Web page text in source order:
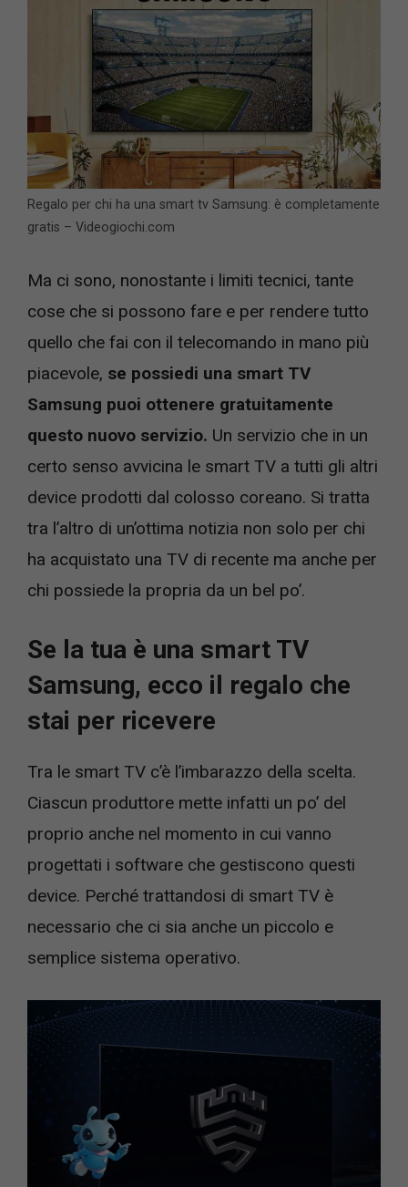
Regalo per chi ha una smart tv Samsung: è completamente
gratis – Videogiochi.com
Ma ci sono, nonostante i limiti tecnici, tante
cose che si possono fare e per rendere tutto
quello che fai con il telecomando in mano più
piacevole, se possiedi una smart TV
Samsung puoi ottenere gratuitamente
questo nuovo servizio. Un servizio che in un
certo senso avvicina le smart TV a tutti gli altri
device prodotti dal colosso coreano. Si tratta
tra l’altro di un’ottima notizia non solo per chi
ha acquistato una TV di recente ma anche per
chi possiede la propria da un bel po’.
Se la tua è una smart TV
Samsung, ecco il regalo che
stai per ricevere
Tra le smart TV c’è l’imbarazzo della scelta.
Ciascun produttore mette infatti un po’ del
proprio anche nel momento in cui vanno
progettati i software che gestiscono questi
device. Perché trattandosi di smart TV è
necessario che ci sia anche un piccolo e
semplice sistema operativo.